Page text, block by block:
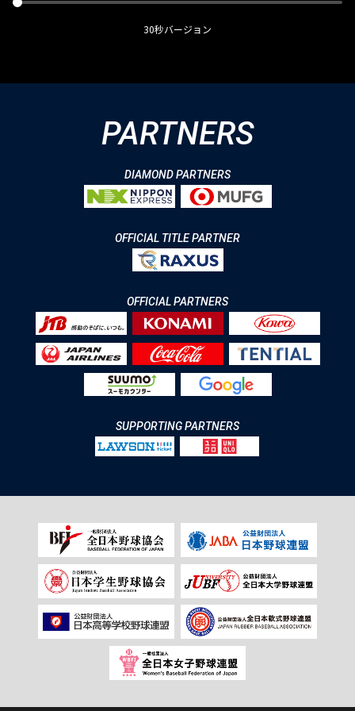
30秒バージョン
PARTNERS
DIAMOND PARTNERS
OFFICIAL TITLE PARTNER
OFFICIAL PARTNERS
SUPPORTING PARTNERS